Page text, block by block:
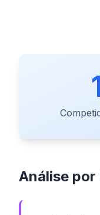
Análise